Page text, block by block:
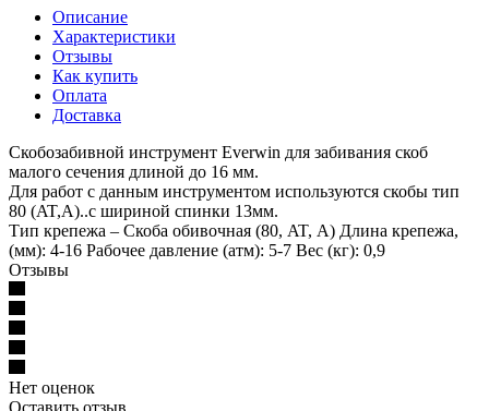
Описание
Характеристики
Отзывы
Как купить
Оплата
Доставка
Скобозабивной инструмент Everwin для забивания скоб
малого сечения длиной до 16 мм.
Для работ с данным инструментом используются скобы тип
80 (AT,A)..с шириной спинки 13мм.
Тип крепежа – Скоба обивочная (80, AT, А) Длина крепежа,
(мм): 4-16 Рабочее давление (атм): 5-7 Вес (кг): 0,9
Отзывы
Нет оценок
Оставить отзыв